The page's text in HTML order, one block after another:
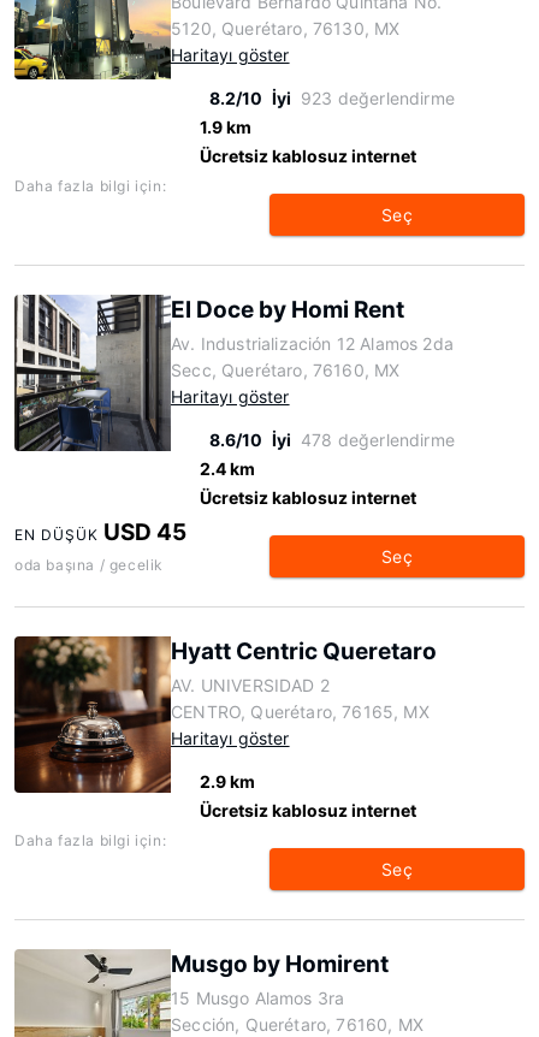
5120, Querétaro, 76130, MX
Haritayı göster
8.2/10 İyi 923 değerlendirme
1.9 km
Ücretsiz kablosuz internet
Daha fazla bilgi için:
Seç
El Doce by Homi Rent
Av. Industrialización 12 Alamos 2da
Secc, Querétaro, 76160, MX
Haritayı göster
8.6/10 İyi 478 değerlendirme
2.4 km
Ücretsiz kablosuz internet
EN DÜŞÜK USD 45
oda başına / gecelik Seç
Hyatt Centric Queretaro
AV. UNIVERSIDAD 2
CENTRO, Querétaro, 76165, MX
Haritayı göster
2.9 km
Ücretsiz kablosuz internet
Daha fazla bilgi için:
Seç
Musgo by Homirent
15 Musgo Alamos 3ra
Sección, Querétaro, 76160, MX